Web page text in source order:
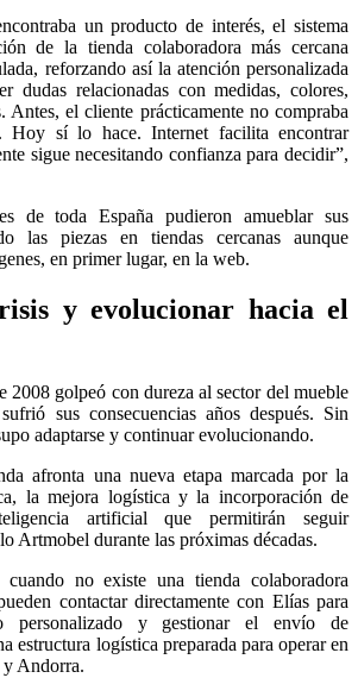
un producto de interés, el sistema
de la tienda colaboradora más cercana
reforzando así la atención personalizada
dudas relacionadas con medidas, colores,
Antes, el cliente prácticamente no compraba
Hoy sí lo hace. Internet facilita encontrar
sigue necesitando confianza para decidir”,
de toda España pudieron amueblar sus
las piezas en tiendas cercanas aunque
en primer lugar, en la web.
y evolucionar hacia el
2008 golpeó con dureza al sector del mueble
sus consecuencias años después. Sin
adaptarse y continuar evolucionando.
afronta una nueva etapa marcada por la
la mejora logística y la incorporación de
artificial que permitirán seguir
Artmobel durante las próximas décadas.
cuando no existe una tienda colaboradora
contactar directamente con Elías para
personalizado y gestionar el envío de
estructura logística preparada para operar en
y Andorra.